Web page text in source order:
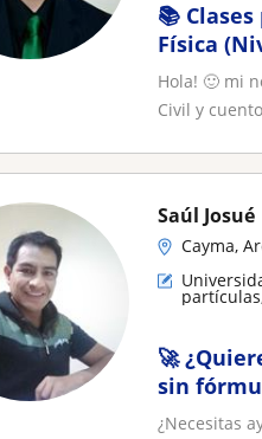
📚
Física
📚
Hola! 🙂 mi
Civil y
Saúl Josué
Cayma,
🚀
sin
¿Necesitas